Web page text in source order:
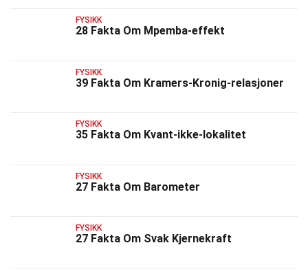
FYSIKK
28 Fakta Om Mpemba-effekt
FYSIKK
39 Fakta Om Kramers-Kronig-relasjoner
FYSIKK
35 Fakta Om Kvant-ikke-lokalitet
FYSIKK
27 Fakta Om Barometer
FYSIKK
27 Fakta Om Svak Kjernekraft